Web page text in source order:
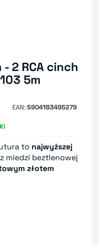
2 RCA cinch
5m
EAN 5904183495279
to najwyższej
miedzi beztlenowej
złotem